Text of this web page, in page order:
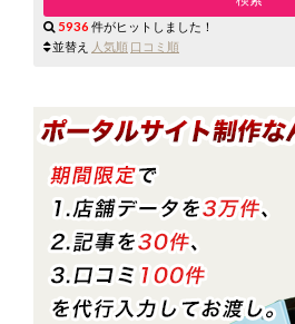
5936 件がヒットしました！
並替え